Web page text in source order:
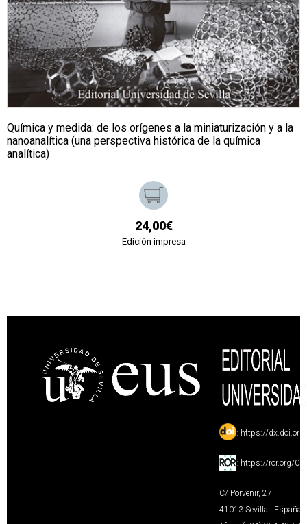
Química y medida: de los orígenes a la miniaturización y a la
nanoanalítica (una perspectiva histórica de la química
analítica)
24,00€
Edición impresa
: https://
: https://ror.org/
C/ Porvenir, 27
41013 Sevilla · España